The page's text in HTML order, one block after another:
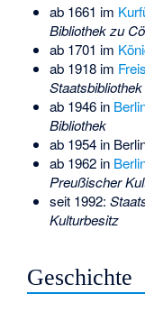
ab 1661 im
Bibliothek zu
ab 1701 im
ab 1918 im
Staatsbibliothek
ab 1946 in
Bibliothek
ab 1954 in
ab 1962 in
Preußischer
seit 1992:
Kulturbesitz
Geschichte